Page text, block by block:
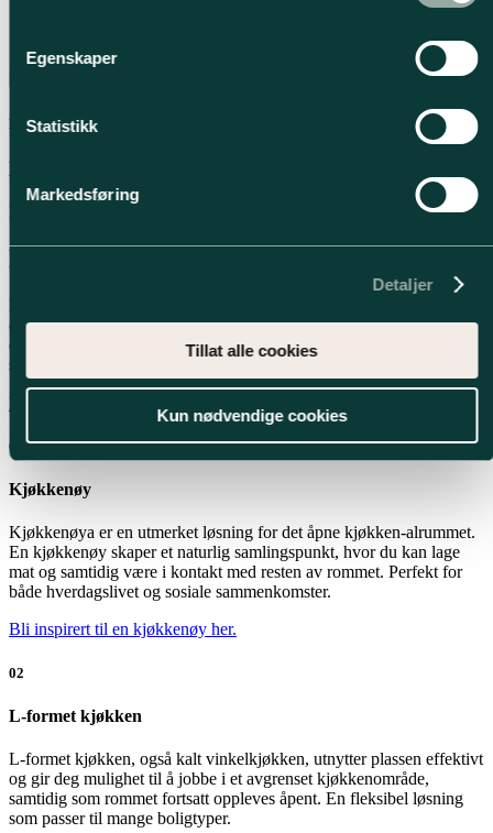
Egenskaper
Statistikk
Markedsføring
Detaljer
Tillat alle cookies
Kun nødvendige cookies
Kolleksjoner
Modern by Designa
Kjøkkentyper som fungerer spesielt godt i et kjøkken-alrum
Kjøkkenet som fungerer godt i et alrum
Et kjøkken-alrum inviterer til åpenhet og sammenheng i hjemmet –
og her spillervalget av kjøkkenen viktig rolle. Noen løsninger
egner seg helt naturlig til denne typen innredning og gjør det lett å
skape et rom som både er funksjonelt og trivelig å være i.
Book møte
01
Kjøkkenøy
Kjøkkenøya er en utmerket løsning for det åpne kjøkken-alrummet.
En kjøkkenøy skaper et naturlig samlingspunkt, hvor du kan lage
mat og samtidig være i kontakt med resten av rommet. Perfekt for
både hverdagslivet og sosiale sammenkomster.
Bli inspirert til en kjøkkenøy her.
02
L-formet kjøkken
L-formet kjøkken, også kalt vinkelkjøkken, utnytter plassen effektivt
og gir deg mulighet til å jobbe i et avgrenset kjøkkenområde,
samtidig som rommet fortsatt oppleves åpent. En fleksibel løsning
som passer til mange boligtyper.